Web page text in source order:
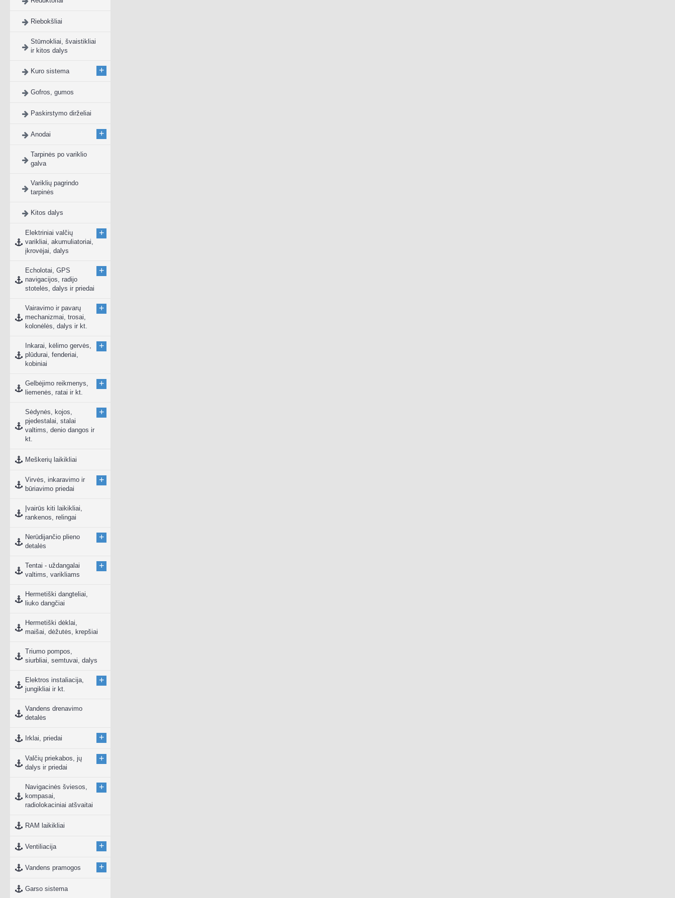
Riebokšliai
Stūmokliai, švaistikliai
ir kitos dalys
Kuro sistema +
Gofros, gumos
Paskirstymo dirželiai
Anodai +
Tarpinės po variklio
galva
Variklių pagrindo
tarpinės
Kitos dalys
Elektriniai valčių
varikliai, akumuliatoriai,
įkrovėjai, dalys
+
Echolotai, GPS
navigacijos, radijo
stotelės, dalys ir priedai
+
Vairavimo ir pavarų
mechanizmai, trosai,
kolonėlės, dalys ir kt.
+
Inkarai, kėlimo gervės,
plūdurai, fenderiai,
kobiniai
+
Gelbėjimo reikmenys,
liemenės, ratai ir kt.
+
Sėdynės, kojos,
pjedestalai, stalai
valtims, denio dangos ir
kt.
+
Meškerių laikikliai
Virvės, inkaravimo ir
būriavimo priedai
+
Įvairūs kiti laikikliai,
rankenos, relingai
Nerūdijančio plieno
detalės
+
Tentai - uždangalai
valtims, varikliams
+
Hermetiški dangteliai,
liuko dangčiai
Hermetiški dėklai,
maišai, dėžutės, krepšiai
Triumo pompos,
siurbliai, semtuvai, dalys
Elektros instaliacija,
jungikliai ir kt.
+
Vandens drenavimo
detalės
Irklai, priedai +
Valčių priekabos, jų
dalys ir priedai
+
Navigacinės šviesos,
kompasai,
radiolokaciniai atšvaitai
+
RAM laikikliai
Ventiliacija +
Vandens pramogos +
Garso sistema